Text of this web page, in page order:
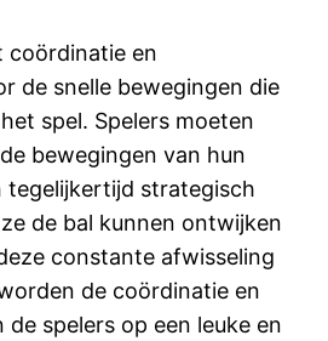
coördinatie en
de snelle bewegingen die
spel. Spelers moeten
bewegingen van hun
tegelijkertijd strategisch
de bal kunnen ontwijken
constante afwisseling
de coördinatie en
de spelers op een leuke en